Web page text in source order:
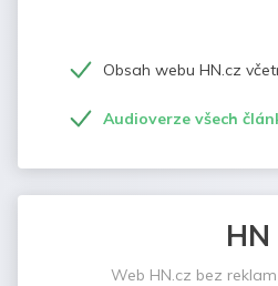
Obsah webu HN.cz
Audioverze všech
HN
Web HN.cz bez